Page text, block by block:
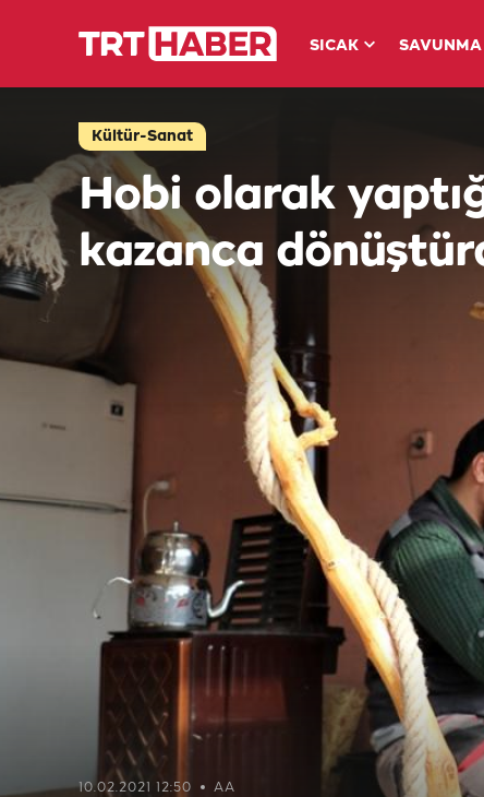
SICAK SAVUNMA
Kültür-Sanat
Hobi olarak
kazanca
10.02.2021 12:50 AA